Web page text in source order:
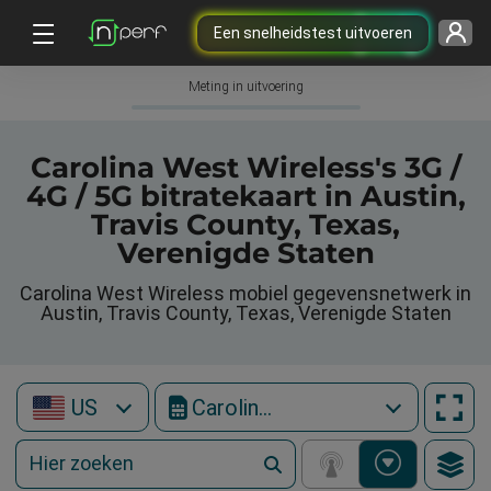
Een snelheidstest uitvoeren
Meting in uitvoering
Carolina West Wireless's 3G /
4G / 5G bitratekaart in Austin,
Travis County, Texas,
Verenigde Staten
Carolina West Wireless mobiel gegevensnetwerk in
Austin, Travis County, Texas, Verenigde Staten
US Carolina West Wireless